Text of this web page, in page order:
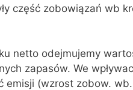
część zobowiązań wb
netto odejmujemy
zapasów. We
emisji (wzrost zobow.